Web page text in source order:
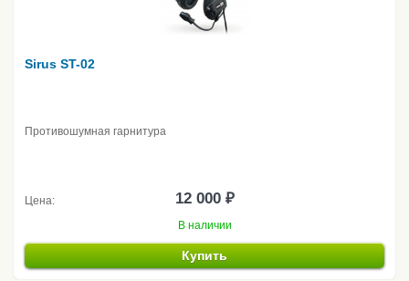
Sirus ST-02
Противошумная гарнитура
Цена: 12 000 ₽
В наличии
Купить